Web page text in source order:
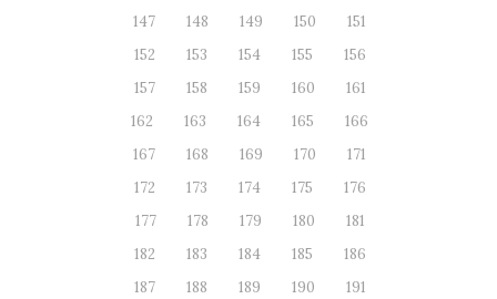
147
148 149 150
151
152
153 154 155
156
157
158 159 160
161
162
163 164 165
166
167
168 169 170
171
172
173 174 175
176
177
178 179 180
181
182
183 184 185
186
187
188 189 190
191